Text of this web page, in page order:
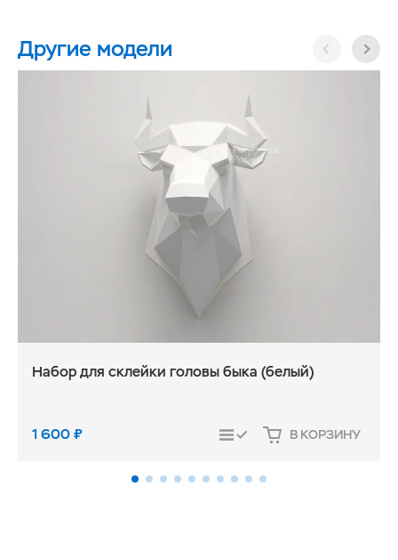
Другие модели
Набор для склейки головы быка (белый)
1 600₽ СРАВНИТЬ В КОРЗИНУ